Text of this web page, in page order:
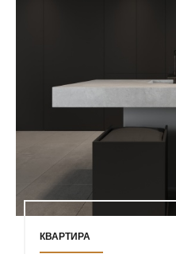
КВАРТИРА